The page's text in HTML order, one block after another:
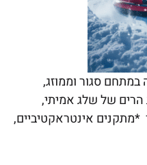
סגור וממוזג,
הרים של שלג אמיתי,
*מתקנים אינטראקטיביים,